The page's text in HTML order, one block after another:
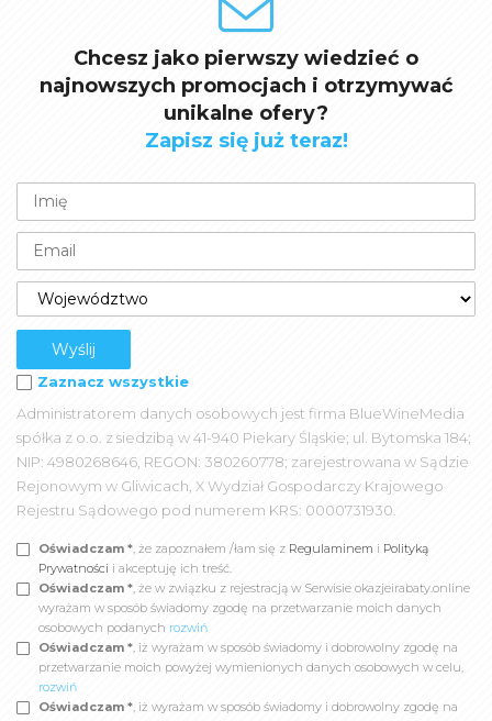
Chcesz jako pierwszy wiedzieć o
najnowszych promocjach i otrzymywać
unikalne ofery?
Zapisz się już teraz!
Zaznacz wszystkie
Administratorem danych osobowych jest firma BlueWineMedia
spółka z o.o. z siedzibą w 41-940 Piekary Śląskie; ul. Bytomska 184;
NIP: 4980268646, REGON: 380260778; zarejestrowana w Sądzie
Rejonowym w Gliwicach, X Wydział Gospodarczy Krajowego
Rejestru Sądowego pod numerem KRS: 0000731930.
Oświadczam *, że zapoznałem /łam się z Regulaminem i Polityką
Prywatności i akceptuję ich treść.
Oświadczam *, że w związku z rejestracją w Serwisie okazjeirabaty.online
wyrażam w sposób świadomy zgodę na przetwarzanie moich danych
osobowych podanych rozwiń
Oświadczam *, iż wyrażam w sposób świadomy i dobrowolny zgodę na
przetwarzanie moich powyżej wymienionych danych osobowych w celu,
rozwiń
Oświadczam *, iż wyrażam w sposób świadomy i dobrowolny zgodę na